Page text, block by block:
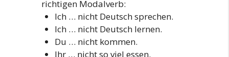
richtigen Modalverb:
Ich … nicht Deutsch sprechen.
Ich … nicht Deutsch lernen.
Du … nicht kommen.
Ihr … nicht so viel essen.